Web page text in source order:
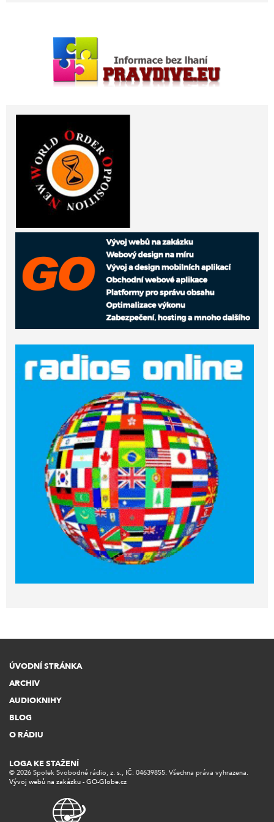
ÚVODNÍ STRÁNKA
ARCHIV
AUDIOKNIHY
BLOG
O RÁDIU
© 2026 Spolek Svobodné rádio, z. s., IČ: 04639855. Všechna práva vyhrazena.
Vývoj webů na zakázku - GO-Globe.cz
LOGA KE STAŽENÍ